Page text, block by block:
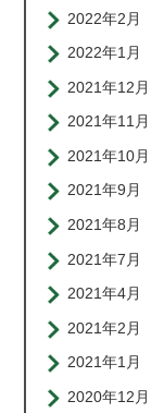
2022年2月
2022年1月
2021年12月
2021年11月
2021年10月
2021年9月
2021年8月
2021年7月
2021年4月
2021年2月
2021年1月
2020年12月